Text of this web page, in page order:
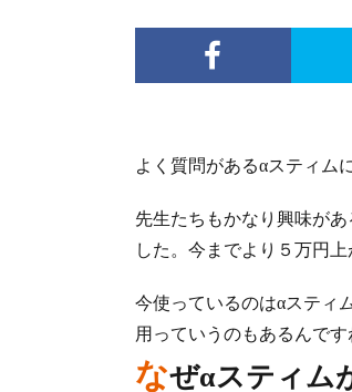
よく質問があるαスティム
先生たちもかなり興味が
した。今までより５万円
今使っているのはαスティ
用っていうのもあるんで
なぜαスティム